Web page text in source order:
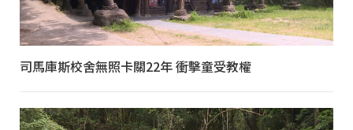
司馬庫斯校舍無照卡關22年 衝擊童受教權